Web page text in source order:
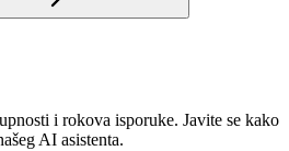
i rokova isporuke. Javite se kako
AI asistenta.